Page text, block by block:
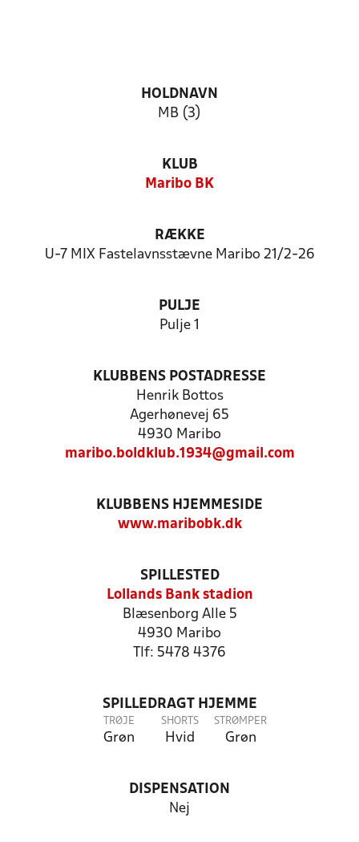
HOLDNAVN
MB (3)
KLUB
Maribo BK
RÆKKE
U-7 MIX Fastelavnsstævne Maribo 21/2-26
PULJE
Pulje 1
KLUBBENS POSTADRESSE
Henrik Bottos
Agerhønevej 65
4930 Maribo
maribo.boldklub.1934@gmail.com
KLUBBENS HJEMMESIDE
www.maribobk.dk
SPILLESTED
Lollands Bank stadion
Blæsenborg Alle 5
4930 Maribo
Tlf: 5478 4376
SPILLEDRAGT HJEMME
TRØJE
Grøn
SHORTS
Hvid
STRØMPER
Grøn
DISPENSATION
Nej